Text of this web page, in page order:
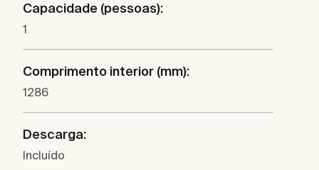
Capacidade (pessoas):
1
Comprimento interior (mm):
1286
Descarga:
Incluído